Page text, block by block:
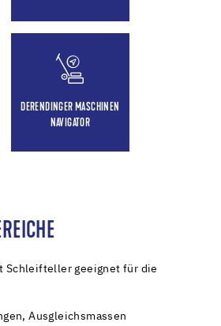
DERENDINGER MASCHINEN
NAVIGATOR
Schleifteller geeignet für die
Ausgleichsmassen